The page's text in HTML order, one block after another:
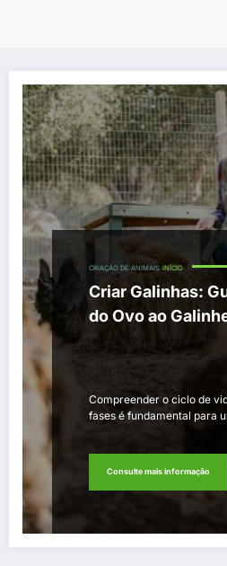
CRIAÇÃO DE ANIMAIS INÍCIO
Criar Galinhas:
do Ovo ao
Compreender o ciclo de
fases é fundamental para
Consulte mais informação